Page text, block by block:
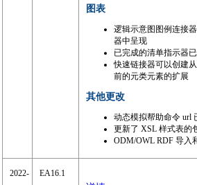
图表
逻辑示意图图例连接
器中呈现
已完成的清单指示器
快速链接器可以创建
前的元类元素的扩展
其他更改
动态模拟帮助命令 url
更新了 XSL 样式表的
ODM/OWL RDF 导入
2022- EA16.1